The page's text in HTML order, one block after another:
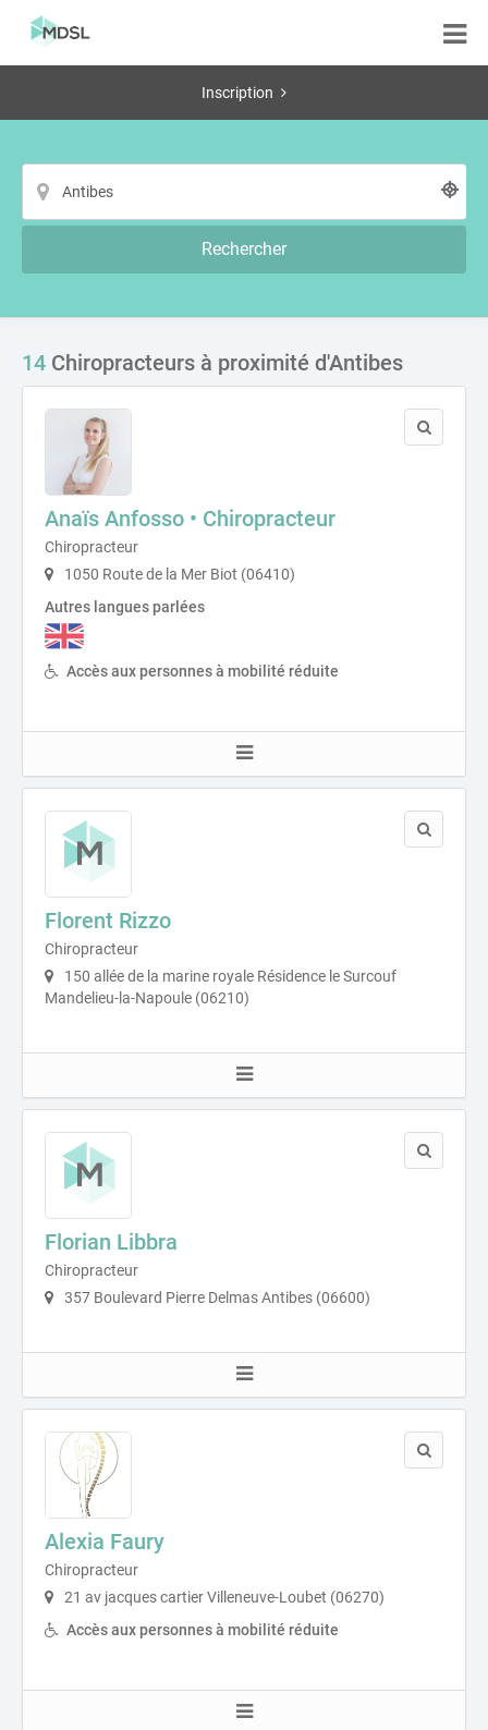
Inscription
Rechercher
14 Chiropracteurs à proximité d'Antibes
Anaïs Anfosso • Chiropracteur
Chiropracteur
1050 Route de la Mer Biot (06410)
Autres langues parlées
Accès aux personnes à mobilité réduite
Florent Rizzo
Chiropracteur
150 allée de la marine royale Résidence le Surcouf
Mandelieu-la-Napoule (06210)
Florian Libbra
Chiropracteur
357 Boulevard Pierre Delmas Antibes (06600)
Alexia Faury
Chiropracteur
21 av jacques cartier Villeneuve-Loubet (06270)
Accès aux personnes à mobilité réduite